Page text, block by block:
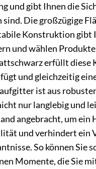
und gibt Ihnen die
Die großzügige
Konstruktion
und wählen
erfüllt diese
und gleichzeitig
ist aus
nur langlebig und
angebracht, um
und verhindert ein
So können Sie
Momente, die Sie